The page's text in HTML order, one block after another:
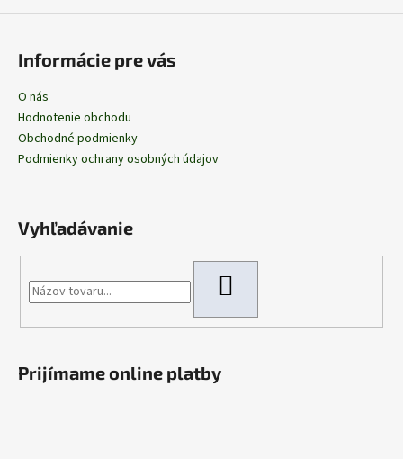
Informácie pre vás
O nás
Hodnotenie obchodu
Obchodné podmienky
Podmienky ochrany osobných údajov
Vyhľadávanie
Prijímame online platby